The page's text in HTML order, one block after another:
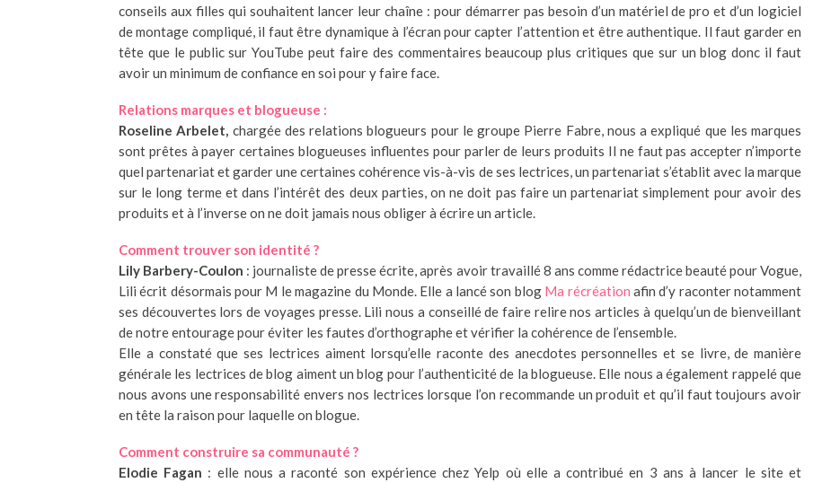
conseils aux filles qui souhaitent lancer leur chaîne : pour démarrer pas besoin d’un matériel de pro et d’un logiciel
de montage compliqué, il faut être dynamique à l’écran pour capter l’attention et être authentique. Il faut garder en
tête que le public sur YouTube peut faire des commentaires beaucoup plus critiques que sur un blog donc il faut
avoir un minimum de confiance en soi pour y faire face.
Relations marques et blogueuse :
Roseline Arbelet, chargée des relations blogueurs pour le groupe Pierre Fabre, nous a expliqué que les marques
sont prêtes à payer certaines blogueuses influentes pour parler de leurs produits Il ne faut pas accepter n’importe
quel partenariat et garder une certaines cohérence vis-à-vis de ses lectrices, un partenariat s’établit avec la marque
sur le long terme et dans l’intérêt des deux parties, on ne doit pas faire un partenariat simplement pour avoir des
produits et à l’inverse on ne doit jamais nous obliger à écrire un article.
Comment trouver son identité ?
Lily Barbery-Coulon : journaliste de presse écrite, après avoir travaillé 8 ans comme rédactrice beauté pour Vogue,
Lili écrit désormais pour M le magazine du Monde. Elle a lancé son blog Ma récréation afin d’y raconter notamment
ses découvertes lors de voyages presse. Lili nous a conseillé de faire relire nos articles à quelqu’un de bienveillant
de notre entourage pour éviter les fautes d’orthographe et vérifier la cohérence de l’ensemble.
Elle a constaté que ses lectrices aiment lorsqu’elle raconte des anecdotes personnelles et se livre, de manière
générale les lectrices de blog aiment un blog pour l’authenticité de la blogueuse. Elle nous a également rappelé que
nous avons une responsabilité envers nos lectrices lorsque l’on recommande un produit et qu’il faut toujours avoir
en tête la raison pour laquelle on blogue.
Comment construire sa communauté ?
Elodie Fagan : elle nous a raconté son expérience chez Yelp où elle a contribué en 3 ans à lancer le site et